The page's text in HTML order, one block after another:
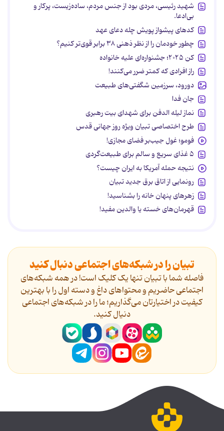
شهید رئیسی، مردی بود از جنس مردم، ساده‌زیست، پرکار و
بی‌ادعا.
کدهای پیشواز پویش چله دعای عهد
چطور خودمان را از نظر ذهنی ۳۸ برابر قوی‌تر کنیم؟
کن ۲۰۲۵؛ جشنواره‌ای علیه خانواده
راز افرادی که کمتر ضرر می‌کنند!
دورود، سرزمین شگفتی‌های طبیعت
جان فدا
نماز لیله الدفن برای شهدای بیت رهبری
طرح اختصاصی تبیان ویژه روز جهانی قدس
فومو؛ غول جیب‌بر فضای مجازی!
۵ غذای سریع و سالم برای طبیعت‌گردی
نتیجه حمله آمریکا به ایران چیست؟
رونمایی از اتاق برق جدید تبیان
زهرهای پنهان خانه را بشناسید!
قهرمان‌های خسته یا والدین مفید!
تبیان را در شبکه‌های اجتماعی دنبال کنید
فاصله شما با تبیان تنها یک کلیک است! در همه شبکه‌های
اجتماعی حاضریم و محتواهای داغ و دسته اول را با بهترین
کیفیت در اختیارتان می‌گذاریم؛ ما را در شبکه‌های اجتماعی
دنیال کنید.